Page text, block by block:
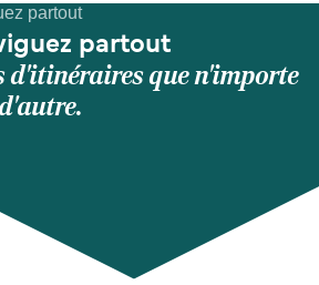
partout
d'itinéraires que n'importe